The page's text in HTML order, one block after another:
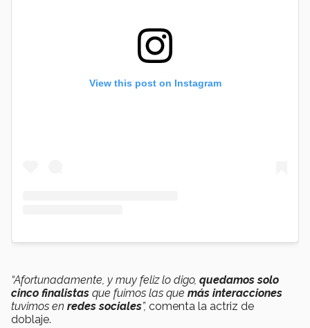
View this post on Instagram
“Afortunadamente, y muy feliz lo digo, quedamos solo
cinco finalistas que fuimos las que más interacciones
tuvimos en redes sociales”, comenta la actriz de
doblaje.